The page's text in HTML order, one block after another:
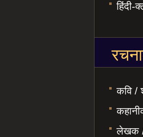
हिंदी-
कवि /
लेखक /